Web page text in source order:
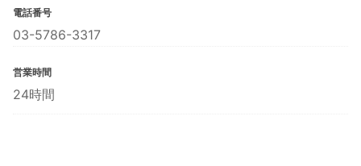
電話番号
03-5786-3317
営業時間
24時間